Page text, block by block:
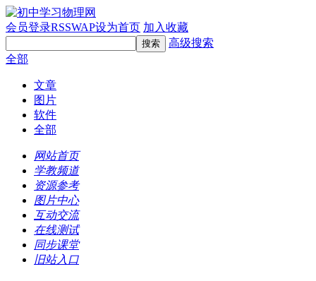
会员登录RSSWAP设为首页 加入收藏
高级搜索
全部
文章
图片
软件
全部
网站首页
学教频道
资源参考
图片中心
互动交流
在线测试
同步课堂
旧站入口